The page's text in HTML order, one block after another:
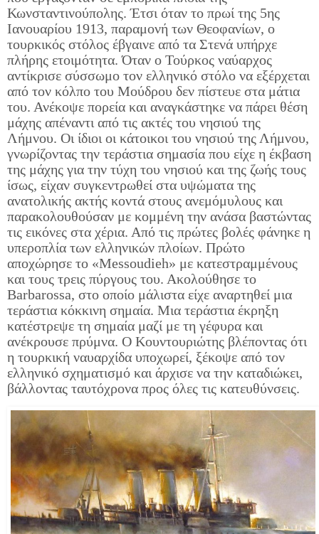
Κωνσταντινούπολης. Έτσι όταν το πρωί της 5ης
Ιανουαρίου 1913, παραμονή των Θεοφανίων, ο
τουρκικός στόλος έβγαινε από τα Στενά υπήρχε
πλήρης ετοιμότητα. Όταν ο Τούρκος ναύαρχος
αντίκρισε σύσσωμο τον ελληνικό στόλο να εξέρχεται
από τον κόλπο του Μούδρου δεν πίστευε στα μάτια
του. Ανέκοψε πορεία και αναγκάστηκε να πάρει θέση
μάχης απέναντι από τις ακτές του νησιού της
Λήμνου. Οι ίδιοι οι κάτοικοι του νησιού της Λήμνου,
γνωρίζοντας την τεράστια σημασία που είχε η έκβαση
της μάχης για την τύχη του νησιού και της ζωής τους
ίσως, είχαν συγκεντρωθεί στα υψώματα της
ανατολικής ακτής κοντά στους ανεμόμυλους και
παρακολουθούσαν με κομμένη την ανάσα βαστώντας
τις εικόνες στα χέρια. Από τις πρώτες βολές φάνηκε η
υπεροπλία των ελληνικών πλοίων. Πρώτο
αποχώρησε το «Messoudieh» με κατεστραμμένους
και τους τρεις πύργους του. Ακολούθησε το
Barbarossa, στο οποίο μάλιστα είχε αναρτηθεί μια
τεράστια κόκκινη σημαία. Μια τεράστια έκρηξη
κατέστρεψε τη σημαία μαζί με τη γέφυρα και
ανέκρουσε πρύμνα. Ο Κουντουριώτης βλέποντας ότι
η τουρκική ναυαρχίδα υποχωρεί, ξέκοψε από τον
ελληνικό σχηματισμό και άρχισε να την καταδιώκει,
βάλλοντας ταυτόχρονα προς όλες τις κατευθύνσεις.